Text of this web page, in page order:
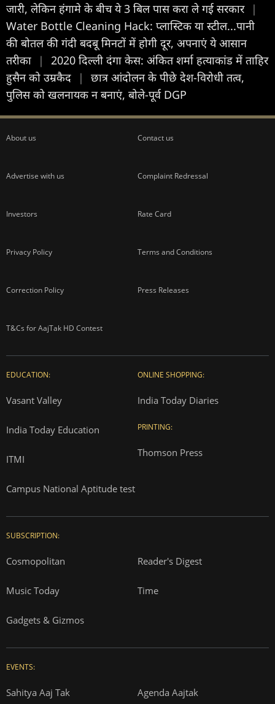
जारी, लेकिन हंगामे के बीच ये 3 बिल पास करा ले गई सरकार |
Water Bottle Cleaning Hack: प्लास्टिक या स्टील...पानी
की बोतल की गंदी बदबू मिनटों में होगी दूर, अपनाएं ये आसान
तरीका
|
2020 दिल्ली दंगा केस: अंकित शर्मा हत्याकांड में ताहिर
हुसैन को उम्रकैद
|
छात्र आंदोलन के पीछे देश-विरोधी तत्व,
पुलिस को खलनायक न बनाएं, बोले-पूर्व DGP
About us Contact us
Advertise with us Complaint Redressal
Investors Rate Card
Privacy Policy Terms and Conditions
Correction Policy Press Releases
T&Cs for AajTak HD Contest
EDUCATION:
Vasant Valley
India Today Education
ITMI
Campus National Aptitude test
ONLINE SHOPPING:
India Today Diaries
PRINTING:
Thomson Press
SUBSCRIPTION:
Cosmopolitan Reader's Digest
Music Today Time
Gadgets & Gizmos
EVENTS:
Sahitya Aaj Tak Agenda Aajtak